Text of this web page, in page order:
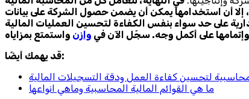
إلا أن استخدامها يمكن أن يضمن حصول الشركة على بيانات
على حد سواء بنفس الكفاءة لتحسين العمليات المالية
على أكمل وجه. سجّل الآن في وازن
قد يهمك أيضًا:
لتحسين كفاءة العمل ودقة التسجيلات المالية
ما هي القوائم المالية المحاسبية وماهي انواعها